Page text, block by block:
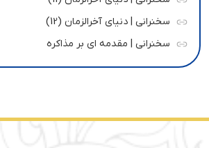
سخنرانی | دنیای آخرالزمان (12)
سخنرانی | مقدمه ای بر مذاکره